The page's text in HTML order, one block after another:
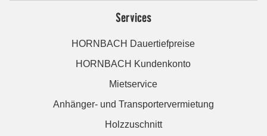
Services
HORNBACH Dauertiefpreise
HORNBACH Kundenkonto
Mietservice
Anhänger- und Transportervermietung
Holzzuschnitt